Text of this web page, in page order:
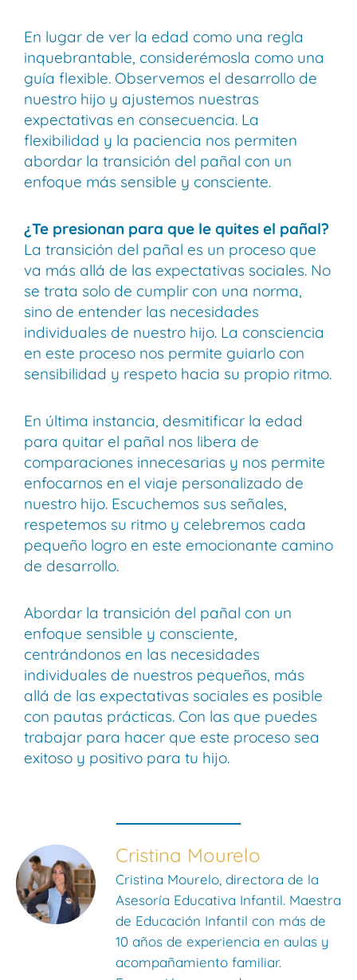
En lugar de ver la edad como una regla
inquebrantable, considerémosla como una
guía flexible. Observemos el desarrollo de
nuestro hijo y ajustemos nuestras
expectativas en consecuencia. La
flexibilidad y la paciencia nos permiten
abordar la transición del pañal con un
enfoque más sensible y consciente.
¿Te presionan para que le quites el pañal?
La transición del pañal es un proceso que
va más allá de las expectativas sociales. No
se trata solo de cumplir con una norma,
sino de entender las necesidades
individuales de nuestro hijo. La consciencia
en este proceso nos permite guiarlo con
sensibilidad y respeto hacia su propio ritmo.
En última instancia, desmitificar la edad
para quitar el pañal nos libera de
comparaciones innecesarias y nos permite
enfocarnos en el viaje personalizado de
nuestro hijo. Escuchemos sus señales,
respetemos su ritmo y celebremos cada
pequeño logro en este emocionante camino
de desarrollo.
Abordar la transición del pañal con un
enfoque sensible y consciente,
centrándonos en las necesidades
individuales de nuestros pequeños, más
allá de las expectativas sociales es posible
con pautas prácticas. Con las que puedes
trabajar para hacer que este proceso sea
exitoso y positivo para tu hijo.
Cristina Mourelo
Cristina Mourelo, directora de la
Asesoría Educativa Infantil. Maestra
de Educación Infantil con más de
10 años de experiencia en aulas y
acompañamiento familiar.